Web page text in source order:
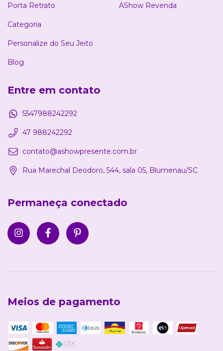
Porta Retrato
Categoria
Personalize do Seu Jeito
Blog
AShow Revenda
Entre em contato
5547988242292
47 988242292
contato@ashowpresente.com.br
Rua Marechal Deodoro, 544, sala 05, Blumenau/SC
Permaneça conectado
Meios de pagamento